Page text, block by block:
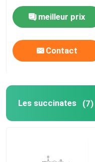
meilleur prix
Contact
Les succinates (7)